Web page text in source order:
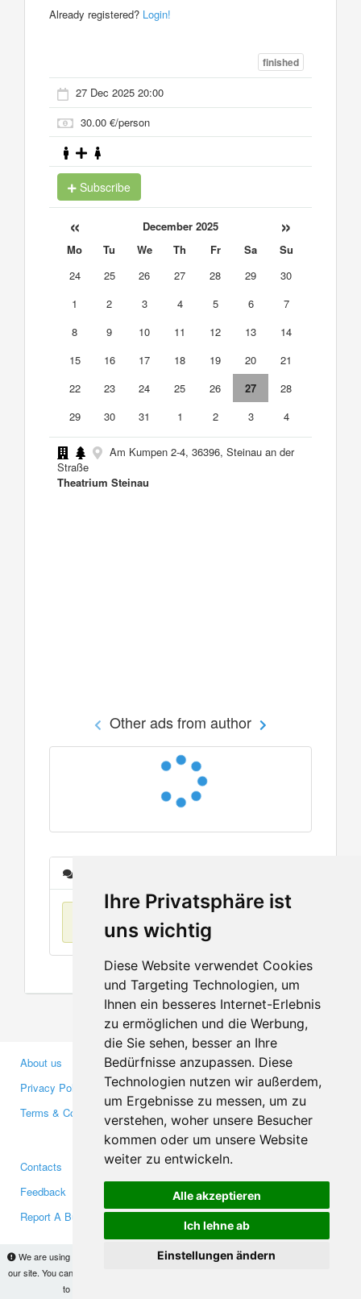
Ihre Privatsphäre ist
uns wichtig
Diese Website verwendet Cookies
und Targeting Technologien, um
Ihnen ein besseres Internet-Erlebnis
zu ermöglichen und die Werbung,
die Sie sehen, besser an Ihre
Bedürfnisse anzupassen. Diese
Technologien nutzen wir außerdem,
um Ergebnisse zu messen, um zu
verstehen, woher unsere Besucher
kommen oder um unsere Website
weiter zu entwickeln.
Alle akzeptieren
Ich lehne ab
Einstellungen ändern
We are using cookies to provide statistics that help us give you the best experience of
our site. You can find out more
to use the site without changes, you are agreeing to it.
Already registered? Login!
finished
27 Dec 2025 20:00
30.00 €/person
Subscribe
« December 2025 »
Mo Tu We Th Fr Sa
Su
24
25 26 27 28 29
30
1
2 3 4 5 6
7
8
9 10 11 12 13
14
15
16 17 18 19 20
21
22
23 24 25 26 27
28
29
30 31 1 2 3 4
Am Kumpen 2-4, 36396, Steinau an der
Straße
Theatrium Steinau
Other ads from author
No items found
About us
Privacy Policy
Terms & Conditions
Business Partners
Investors
Media
Contacts
Feedback
Report A Bug
Facebook
Twitter
YouTube
Google+